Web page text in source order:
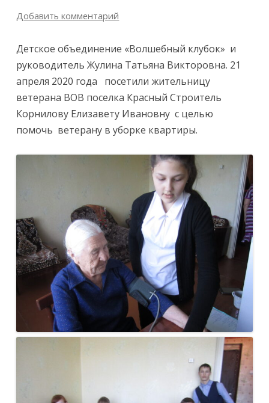
Добавить комментарий
Детское объединение «Волшебный клубок» и
руководитель Жулина Татьяна Викторовна. 21
апреля 2020 года посетили жительницу
ветерана ВОВ поселка Красный Строитель
Корнилову Елизавету Ивановну с целью
помочь ветерану в уборке квартиры.